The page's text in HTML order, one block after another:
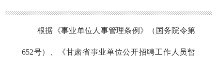
根据《事业单位人事管理条例》（国务院令第
652号）、《甘肃省事业单位公开招聘工作人员暂